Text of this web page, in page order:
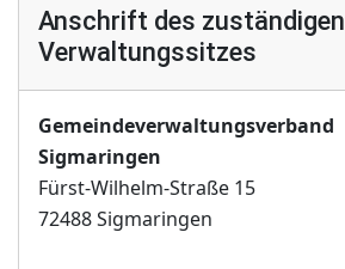
Anschrift des zuständigen
Verwaltungssitzes
Gemeindeverwaltungsverband
Sigmaringen
Fürst-Wilhelm-Straße 15
72488 Sigmaringen